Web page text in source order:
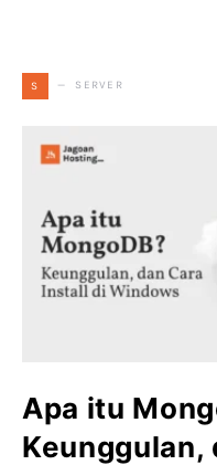
S SERVER
Apa itu
Keunggulan,